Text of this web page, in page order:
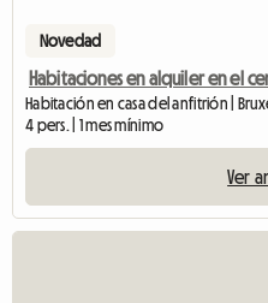
Novedad
Habitaciones en alquiler en el
Habitación en casa del anfitrión |
4 pers. | 1 mes mínimo
Ver